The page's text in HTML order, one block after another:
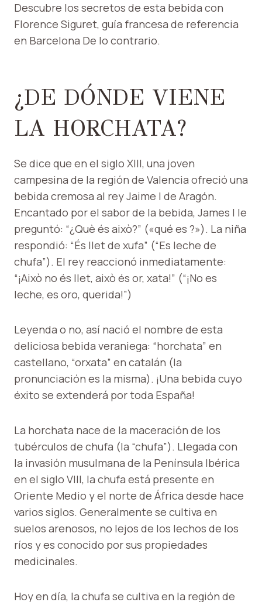
Descubre los secretos de esta bebida con
Florence Siguret, guía francesa de referencia
en Barcelona De lo contrario.
¿DE DÓNDE VIENE
LA HORCHATA?
Se dice que en el siglo XIII, una joven
campesina de la región de Valencia ofreció una
bebida cremosa al rey Jaime I de Aragón.
Encantado por el sabor de la bebida, James I le
preguntó: “¿Què és això?” («qué es ?»). La niña
respondió: “És llet de xufa” (“Es leche de
chufa”). El rey reaccionó inmediatamente:
“¡Això no és llet, això és or, xata!” (“¡No es
leche, es oro, querida!”)
Leyenda o no, así nació el nombre de esta
deliciosa bebida veraniega: “horchata” en
castellano, “orxata” en catalán (la
pronunciación es la misma). ¡Una bebida cuyo
éxito se extenderá por toda España!
La horchata nace de la maceración de los
tubérculos de chufa (la “chufa”). Llegada con
la invasión musulmana de la Península Ibérica
en el siglo VIII, la chufa está presente en
Oriente Medio y el norte de África desde hace
varios siglos. Generalmente se cultiva en
suelos arenosos, no lejos de los lechos de los
ríos y es conocido por sus propiedades
medicinales.
Hoy en día, la chufa se cultiva en la región de